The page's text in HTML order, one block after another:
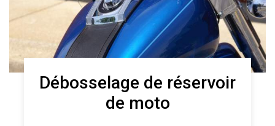
Débosselage de réservoir
de moto